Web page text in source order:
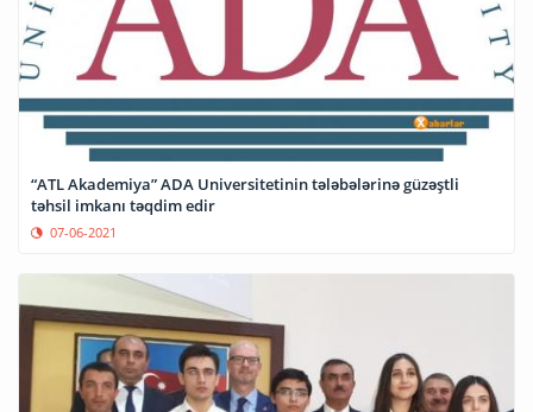
“ATL Akademiya” ADA Universitetinin tələbələrinə güzəştli
təhsil imkanı təqdim edir
07-06-2021